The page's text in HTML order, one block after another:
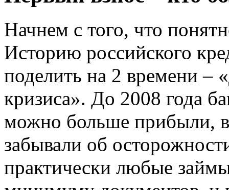
Начнем с того, что
Историю российского
поделить на 2 времени –
кризиса». До 2008 года
можно больше прибыли,
забывали об
практически любые